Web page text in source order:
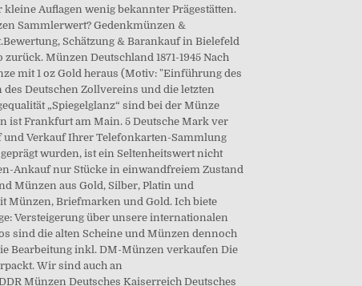
Auflagen wenig bekannter Prägestätten.
Sammlerwert? Gedenkmünzen &
Schätzung & Barankauf in Bielefeld
Münzen Deutschland 1871-1945 Nach
mit 1 oz Gold heraus (Motiv: "Einführung des
Deutschen Zollvereins und die letzten
„Spiegelglanz“ sind bei der Münze
ist Frankfurt am Main. 5 Deutsche Mark ver
und Verkauf Ihrer Telefonkarten-Sammlung
wurden, ist ein Seltenheitswert nicht
Ankauf nur Stücke in einwandfreiem Zustand
Münzen aus Gold, Silber, Platin und
Münzen, Briefmarken und Gold. Ich biete
Versteigerung über unsere internationalen
sind die alten Scheine und Münzen dennoch
Bearbeitung inkl. DM-Münzen verkaufen Die
Wir sind auch an
Münzen Deutsches Kaiserreich Deutsches